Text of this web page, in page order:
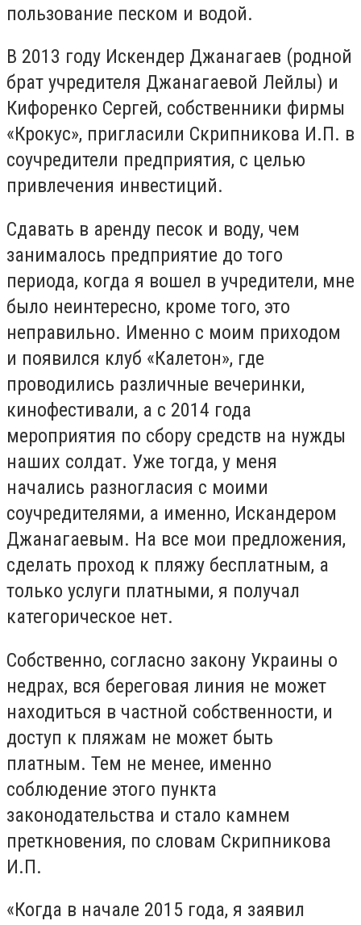
пользование песком и водой.
В 2013 году Искендер Джанагаев (родной
брат учредителя Джанагаевой Лейлы) и
Кифоренко Сергей, собственники фирмы
«Крокус», пригласили Скрипникова И.П. в
соучредители предприятия, с целью
привлечения инвестиций.
Сдавать в аренду песок и воду, чем
занималось предприятие до того
периода, когда я вошел в учредители, мне
было неинтересно, кроме того, это
неправильно. Именно с моим приходом
и появился клуб «Калетон», где
проводились различные вечеринки,
кинофестивали, а с 2014 года
мероприятия по сбору средств на нужды
наших солдат. Уже тогда, у меня
начались разногласия с моими
соучредителями, а именно, Искандером
Джанагаевым. На все мои предложения,
сделать проход к пляжу бесплатным, а
только услуги платными, я получал
категорическое нет.
Собственно, согласно закону Украины о
недрах, вся береговая линия не может
находиться в частной собственности, и
доступ к пляжам не может быть
платным. Тем не менее, именно
соблюдение этого пункта
законодательства и стало камнем
преткновения, по словам Скрипникова
И.П.
«Когда в начале 2015 года, я заявил